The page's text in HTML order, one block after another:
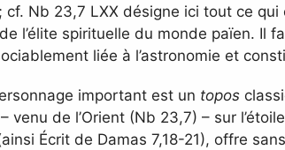
; cf. Nb 23,7 LXX désigne ici tout ce
l’élite spirituelle du monde païen. Il
liée à l’astronomie et
important est un topos
de l’Orient (Nb 23,7) – sur
Écrit de Damas 7,18-21), offre